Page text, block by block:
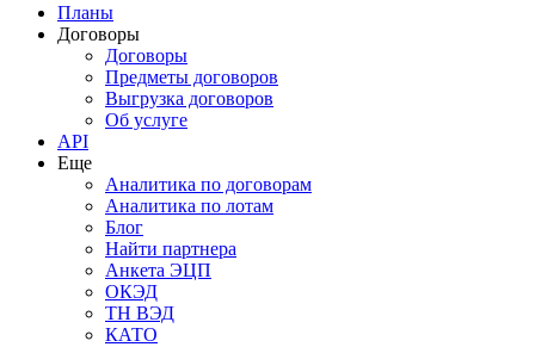
Планы
Договоры
Договоры
Предметы договоров
Выгрузка договоров
Об услуге
API
Еще
Аналитика по договорам
Аналитика по лотам
Блог
Найти партнера
Анкета ЭЦП
ОКЭД
ТН ВЭД
КАТО